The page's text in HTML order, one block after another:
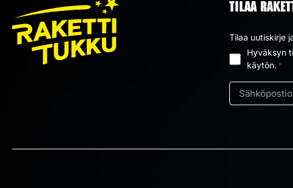
TILAA
Tilaa uutiskirje
Suostumus
*
Hyväksyn
käytön. *
Sähköposti